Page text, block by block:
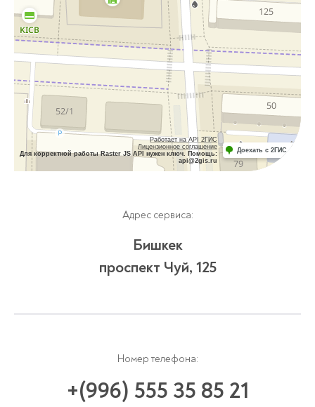
Работает на API 2ГИС
Лицензионное соглашение
Для корректной работы Raster JS API нужен ключ. Помощь:
api@2gis.ru
Доехать с 2ГИС
Адрес сервиса:
Бишкек
проспект Чуй, 125
Номер телефона:
+(996) 555 35 85 21